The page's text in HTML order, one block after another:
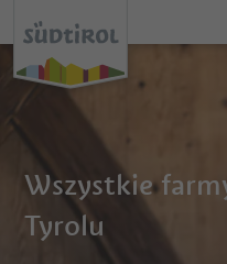
Wszystkie
Tyrolu